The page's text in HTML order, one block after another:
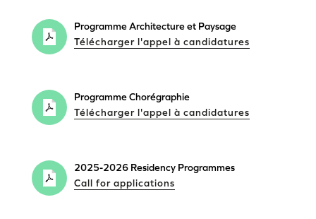
Programme Architecture et Paysage
Télécharger l'appel à candidatures
Programme Chorégraphie
Télécharger l'appel à candidatures
2025-2026 Residency Programmes
Call for applications